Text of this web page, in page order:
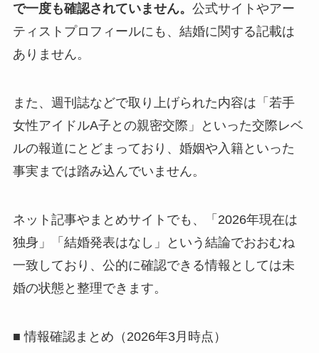
で一度も確認されていません。 公式サイトやアー
ティストプロフィールにも、結婚に関する記載は
ありません。
また、週刊誌などで取り上げられた内容は「若手
女性アイドルA子との親密交際」といった交際レベ
ルの報道にとどまっており、婚姻や入籍といった
事実までは踏み込んでいません。
ネット記事やまとめサイトでも、「2026年現在は
独身」「結婚発表はなし」という結論でおおむね
一致しており、公的に確認できる情報としては未
婚の状態と整理できます。
■ 情報確認まとめ（2026年3月時点）